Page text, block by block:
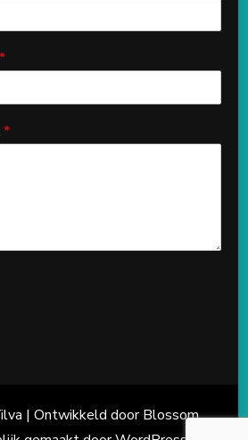
*
*
| Ontwikkeld doorBlossom